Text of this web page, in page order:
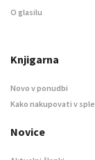
O glasilu
Knjigarna
Novo v ponudbi
Kako nakupovati v
Novice